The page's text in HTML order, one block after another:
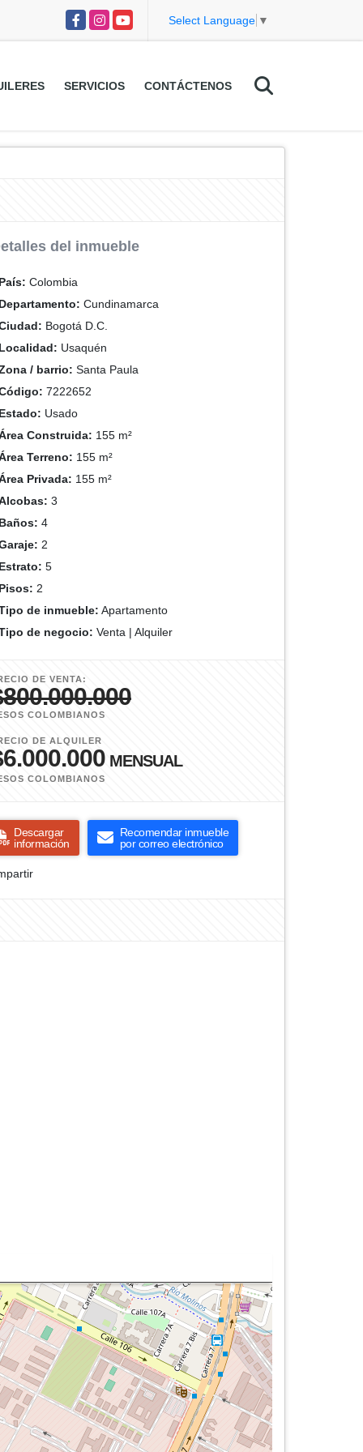
Facebook
InstagramYouTube Select Language ▼
SERVICIOS CONTÁCTENOS
del inmueble
Colombia
Cundinamarca
Bogotá D.C.
Usaquén
/ barrio: Santa Paula
7222652
Usado
Construida: 155 m²
Terreno: 155 m²
Privada: 155 m²
3
4
2
5
2
de inmueble: Apartamento
de negocio: Venta | Alquiler
DE VENTA:
COLOMBIANOS
DE ALQUILER
MENSUAL
COLOMBIANOS
Descargar
información
Recomendar inmueble
por correo electrónico